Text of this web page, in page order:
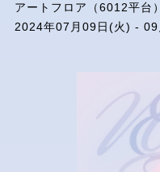
アートフロア（6012平台）
2024年07月09日(火) - 09